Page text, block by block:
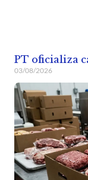
PT oficializa
03/08/2026